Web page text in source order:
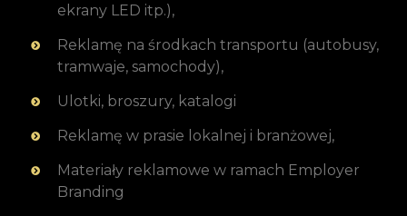
ekrany LED itp.),
Reklamę na środkach transportu (autobusy,
tramwaje, samochody),
Ulotki, broszury, katalogi
Reklamę w prasie lokalnej i branżowej,
Materiały reklamowe w ramach Employer
Branding